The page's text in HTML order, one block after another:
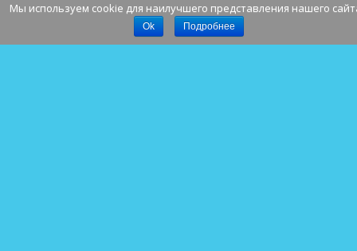
Мы используем cookie для наилучшего представления нашего
Ok Подробнее
Наверх